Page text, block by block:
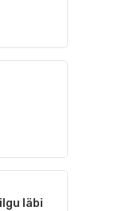
läbi